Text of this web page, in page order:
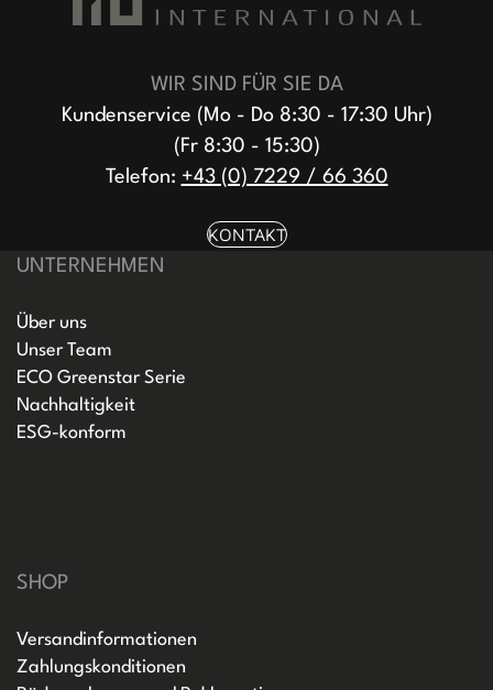
WIR SIND FÜR SIE DA
Kundenservice (Mo - Do 8:30 - 17:30 Uhr)
(Fr 8:30 - 15:30)
Telefon: +43 (0) 7229 / 66 360
KONTAKT
UNTERNEHMEN
Über uns
Unser Team
ECO Greenstar Serie
Nachhaltigkeit
ESG-konform
SHOP
Versandinformationen
Zahlungskonditionen